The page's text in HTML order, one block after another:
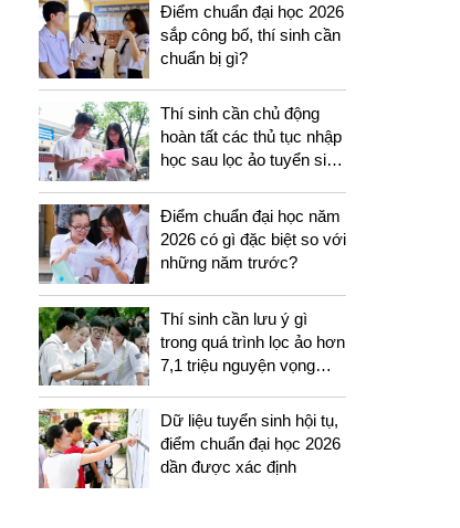
Điểm chuẩn đại học 2026
sắp công bố, thí sinh cần
chuẩn bị gì?
Thí sinh cần chủ động
hoàn tất các thủ tục nhập
học sau lọc ảo tuyển sinh
Điểm chuẩn đại học năm
2026 có gì đặc biệt so với
những năm trước?
Thí sinh cần lưu ý gì
trong quá trình lọc ảo hơn
7,1 triệu nguyện vọng
Dữ liệu tuyển sinh hội tụ,
điểm chuẩn đại học 2026
dần được xác định